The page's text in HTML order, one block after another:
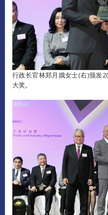
行政长官林郑月娥女士(右)颁发
大奖。